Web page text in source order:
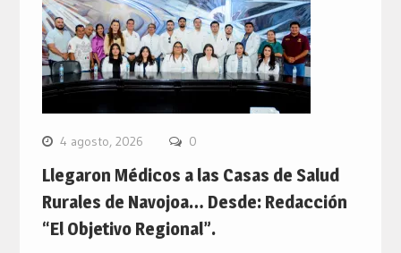
4 agosto, 2026 0
Llegaron Médicos a las Casas de Salud
Rurales de Navojoa… Desde: Redacción
“El Objetivo Regional”.